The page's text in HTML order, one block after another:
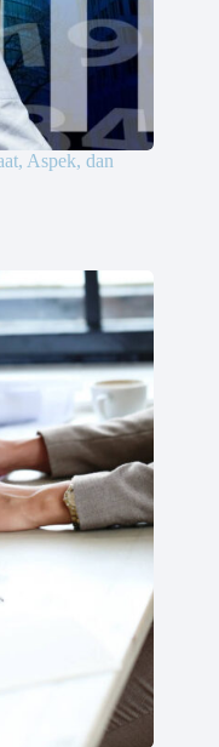
Aspek, dan